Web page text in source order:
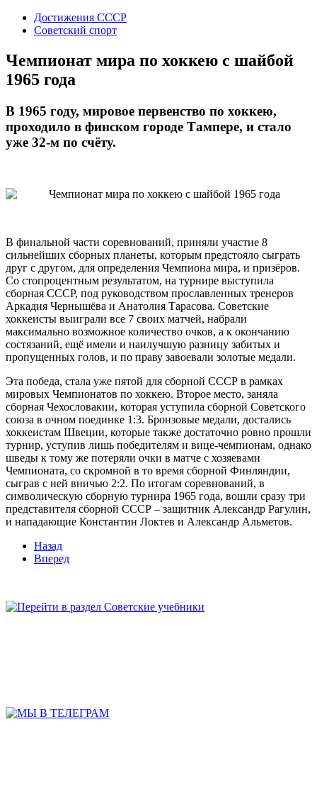
Достижения СССР
Советский спорт
Чемпионат мира по хоккею с шайбой
1965 года
В 1965 году, мировое первенство по хоккею,
проходило в финском городе Тампере, и стало
уже 32-м по счёту.
В финальной части соревнований, приняли участие 8
сильнейших сборных планеты, которым предстояло сыграть
друг с другом, для определения Чемпиона мира, и призёров.
Со стопроцентным результатом, на турнире выступила
сборная СССР, под руководством прославленных тренеров
Аркадия Чернышёва и Анатолия Тарасова. Советские
хоккеисты выиграли все 7 своих матчей, набрали
максимально возможное количество очков, а к окончанию
состязаний, ещё имели и наилучшую разницу забитых и
пропущенных голов, и по праву завоевали золотые медали.
Эта победа, стала уже пятой для сборной СССР в рамках
мировых Чемпионатов по хоккею. Второе место, заняла
сборная Чехословакии, которая уступила сборной Советского
союза в очном поединке 1:3. Бронзовые медали, достались
хоккеистам Швеции, которые также достаточно ровно прошли
турнир, уступив лишь победителям и вице-чемпионам, однако
шведы к тому же потеряли очки в матче с хозяевами
Чемпионата, со скромной в то время сборной Финляндии,
сыграв с ней вничью 2:2. По итогам соревнований, в
символическую сборную турнира 1965 года, вошли сразу три
представителя сборной СССР – защитник Александр Рагулин,
и нападающие Константин Локтев и Александр Альметов.
Назад
Вперед